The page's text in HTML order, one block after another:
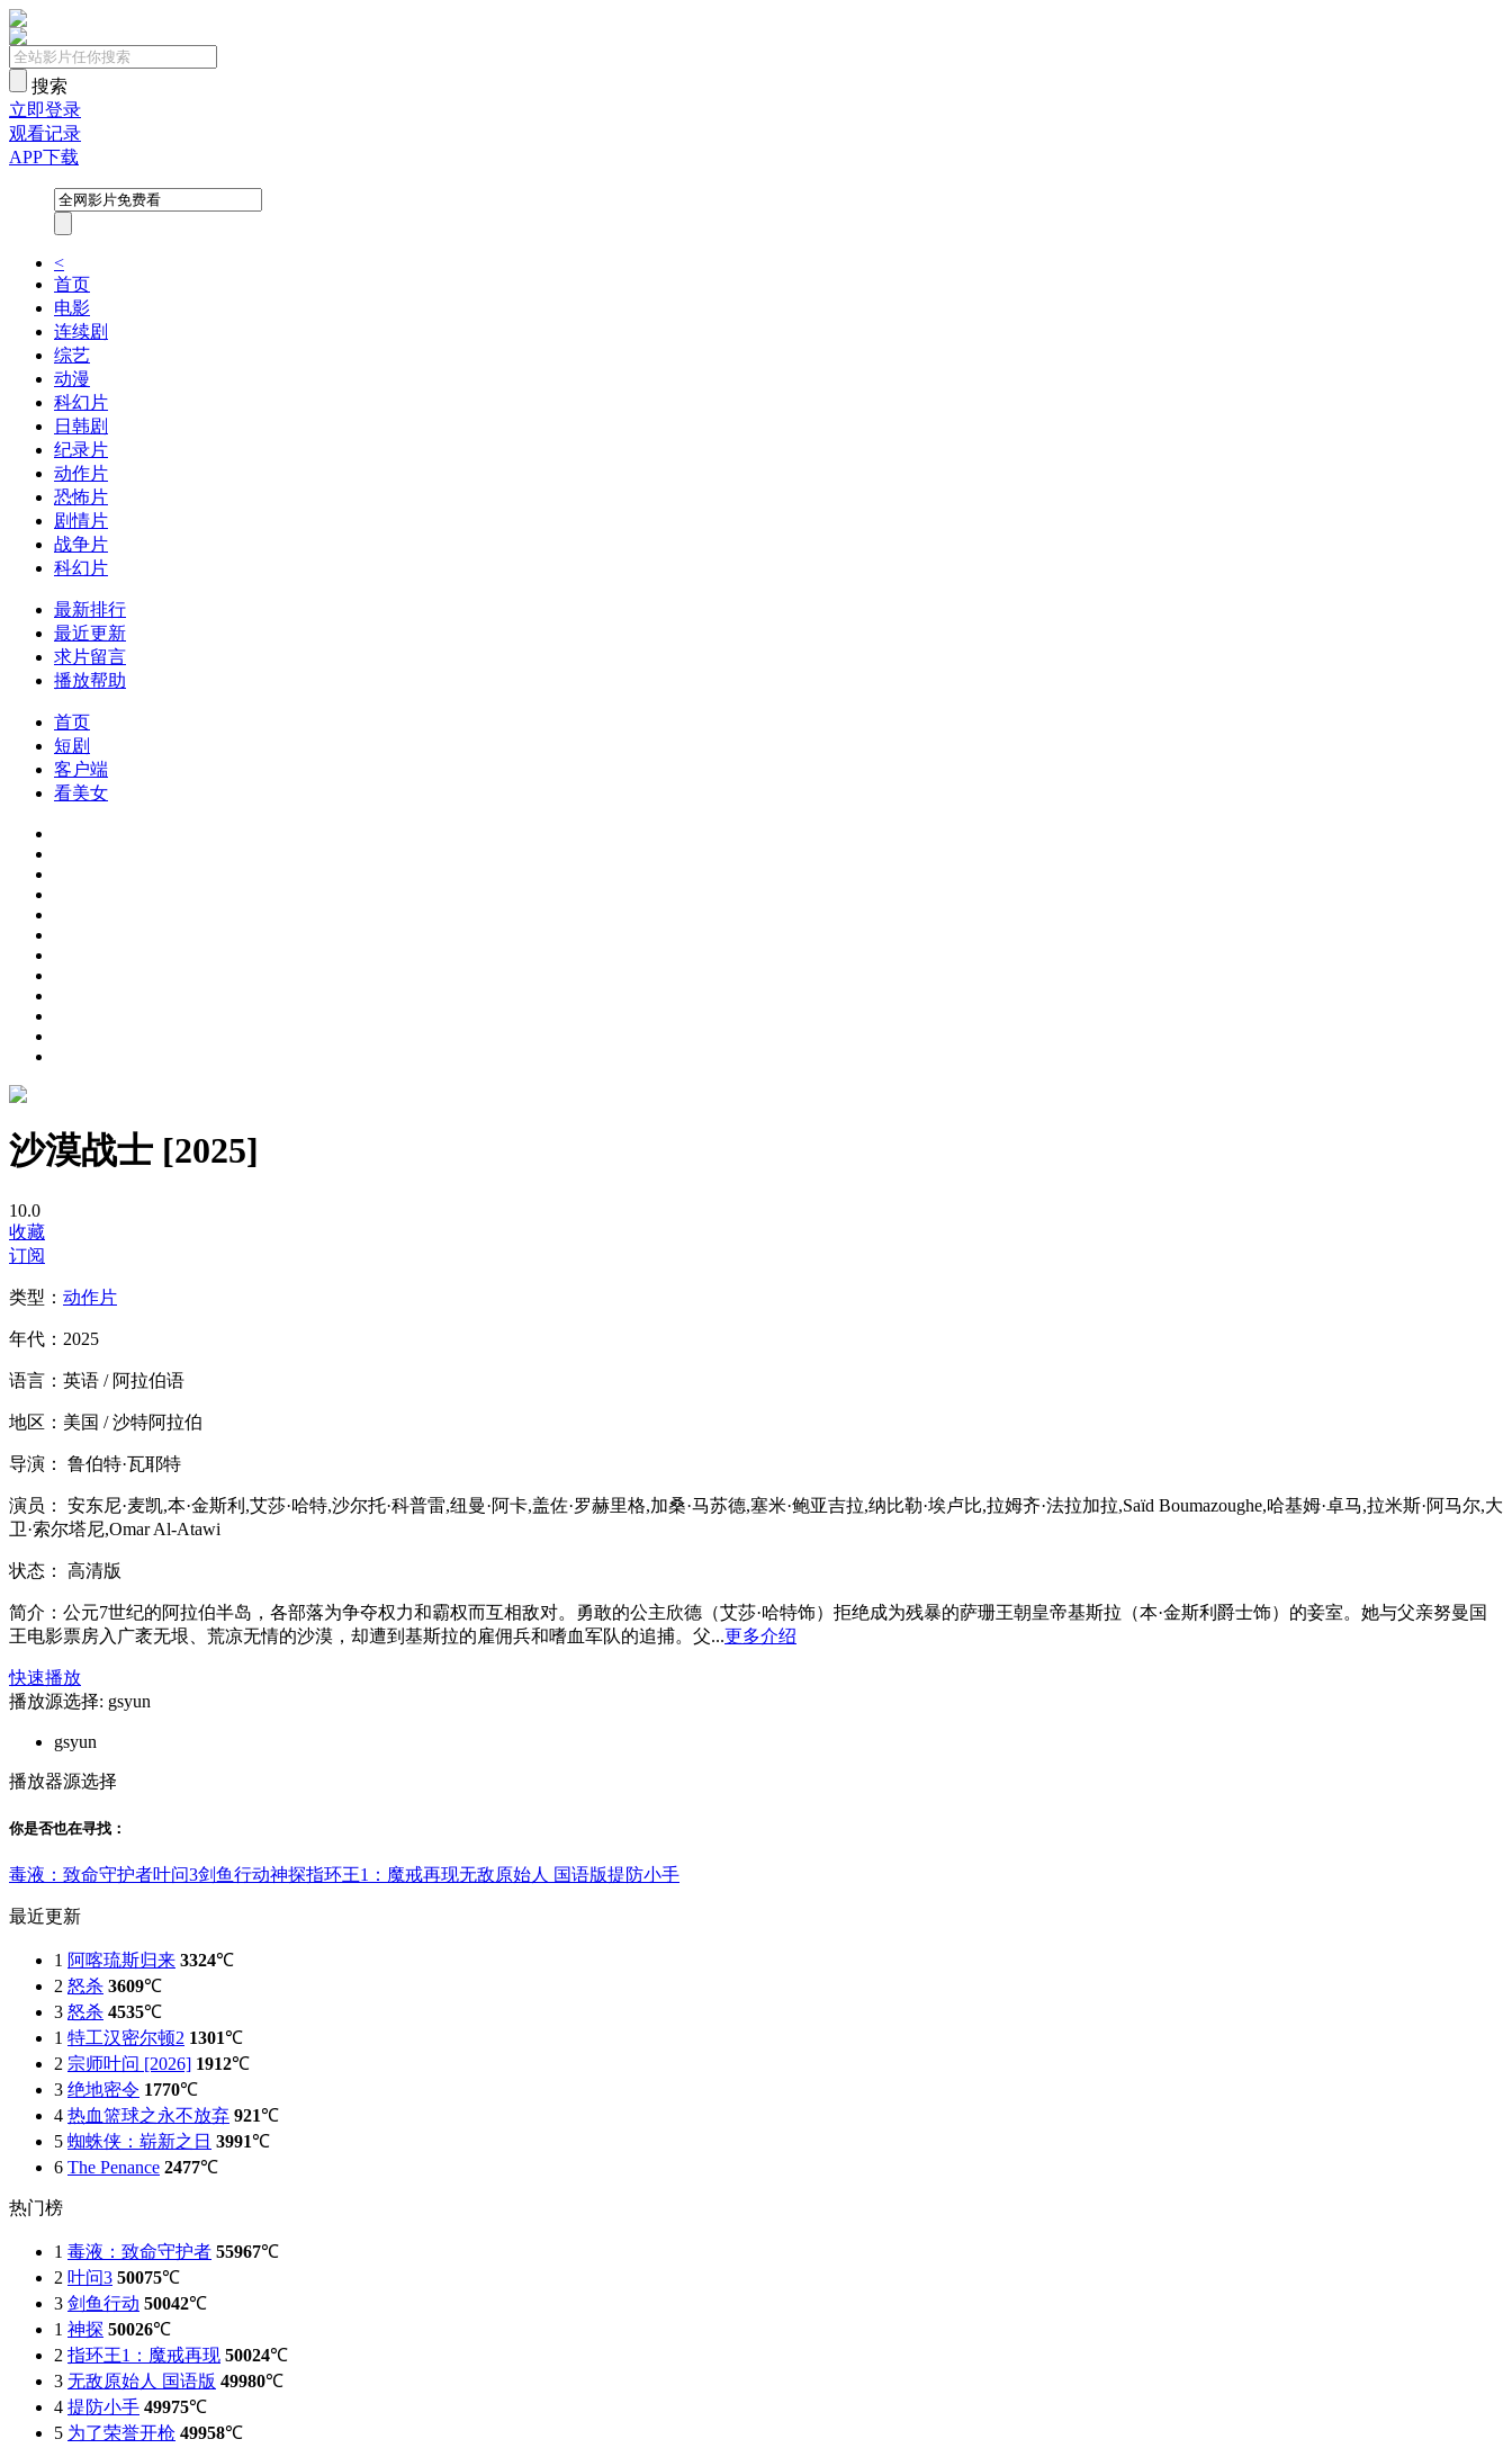
搜索
立即登录
观看记录
APP下载
<
首页
电影
连续剧
综艺
动漫
科幻片
日韩剧
纪录片
动作片
恐怖片
剧情片
战争片
科幻片
最新排行
最近更新
求片留言
播放帮助
首页
短剧
客户端
看美女
沙漠战士 [2025]
10.0
收藏
订阅
类型： 动作片
年代： 2025
语言： 英语 / 阿拉伯语
地区： 美国 / 沙特阿拉伯
导演： 鲁伯特·瓦耶特
演员：
安东尼·麦凯,本·金斯利,艾莎·哈特,沙尔托·科普雷,纽曼·阿卡,盖佐·罗赫里格,加桑·马苏德,塞米·鲍亚吉拉,纳比勒·埃卢比,拉姆齐·法拉加拉,Saïd Boumazoughe,哈基姆·卓马,拉米斯·阿马尔,大
卫·索尔塔尼,Omar Al-Atawi
状态： 高清版
简介： 公元7世纪的阿拉伯半岛，各部落为争夺权力和霸权而互相敌对。勇敢的公主欣德（艾莎·哈特饰）拒绝成为残暴的萨珊王朝皇帝基斯拉（本·金斯利爵士饰）的妾室。她与父亲努曼国
王电影票房入广袤无垠、荒凉无情的沙漠，却遭到基斯拉的雇佣兵和嗜血军队的追捕。父...更多介绍
快速播放
播放源选择: gsyun
gsyun
播放器源选择
你是否也在寻找 ：
毒液：致命守护者叶问3剑鱼行动神探指环王1：魔戒再现无敌原始人 国语版提防小手
最近更新
1 阿喀琉斯归来 3324℃
2 怒杀 3609℃
3 怒杀 4535℃
1 特工汉密尔顿2 1301℃
2 宗师叶问 [2026] 1912℃
3 绝地密令 1770℃
4 热血篮球之永不放弃 921℃
5 蜘蛛侠：崭新之日 3991℃
6 The Penance 2477℃
热门榜
1 毒液：致命守护者 55967℃
2 叶问3 50075℃
3 剑鱼行动 50042℃
1 神探 50026℃
2 指环王1：魔戒再现 50024℃
3 无敌原始人 国语版 49980℃
4 提防小手 49975℃
5 为了荣誉开枪 49958℃